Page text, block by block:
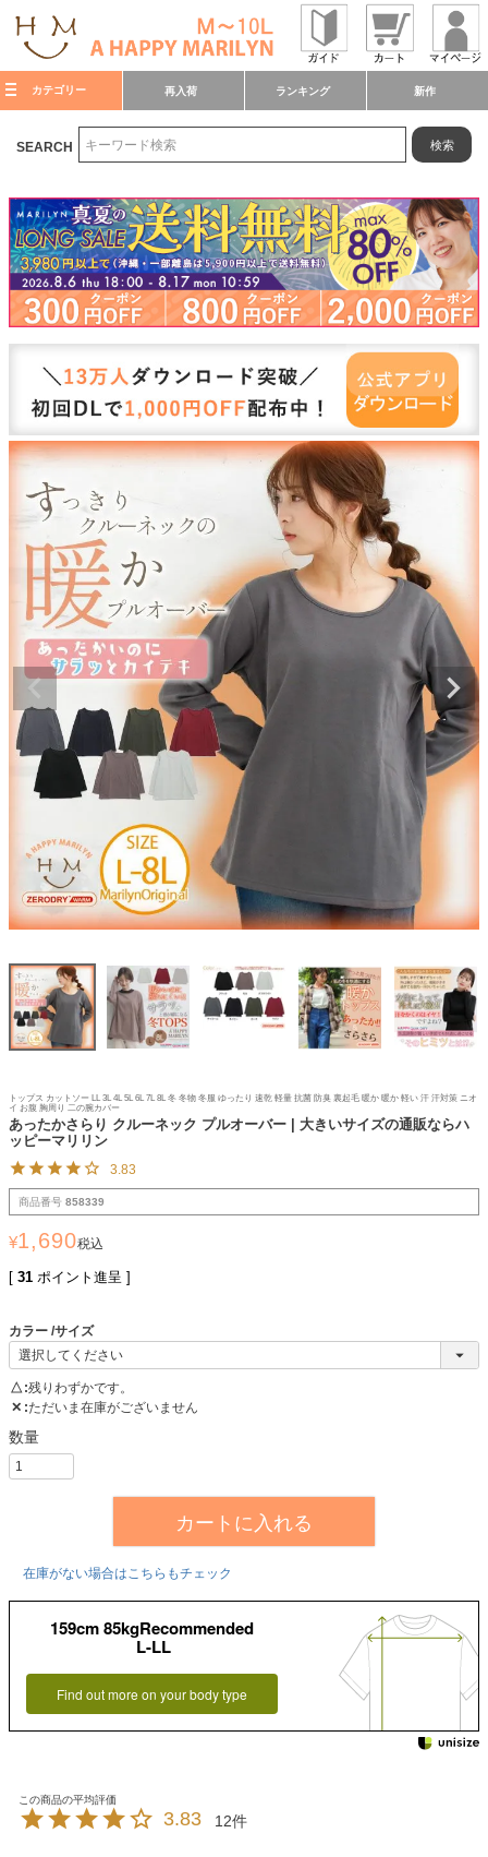
カテゴリー 再入荷 ランキング 新作
SEARCH 検索
トップス カットソー LL 3L 4L 5L 6L 7L 8L 冬 冬物 冬服 ゆったり 速乾 軽量 抗菌 防臭 裏起毛 暖か 暖か 軽い 汗 汗対策 ニオ
イ お腹 胸周り 二の腕カバー
あったかさらり クルーネック プルオーバー | 大きいサイズの通販ならハ
ッピーマリリン
3.83
商品番号 858339
¥1,690税込
[ 31 ポイント進呈 ]
カラー サイズ
△ 残りわずかです。
✕ ただいま在庫がございません
カートに入れる
在庫がない場合はこちらもチェック
159cm 85kgRecommended
L-LL
Find out more on your body type
3.83 12